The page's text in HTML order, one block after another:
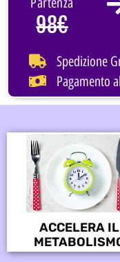
98€
Spedizione
Pagamento
ACCELERA IL